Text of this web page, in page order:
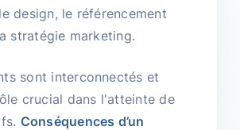
design, le référencement
stratégie marketing.
sont interconnectés et
crucial dans l'atteinte de
Conséquences d’un